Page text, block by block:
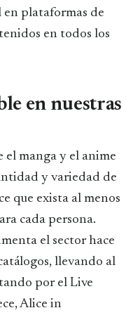
en plataformas de
en todos los
en nuestras
el manga y el anime
y variedad de
que exista al menos
cada persona.
el sector hace
llevando al
por el Live
Alice in